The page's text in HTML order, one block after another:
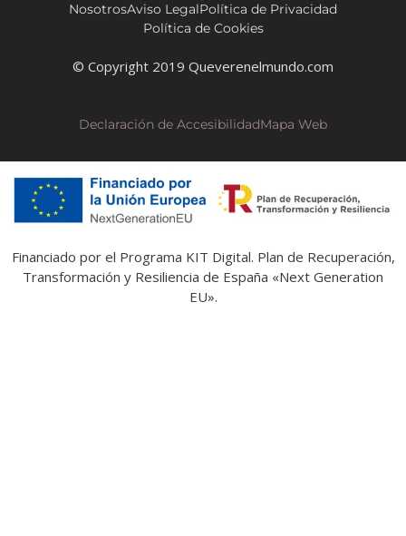
NosotrosAviso LegalPolítica de Privacidad
Política de Cookies
© Copyright 2019 Queverenelmundo.com
Declaración de AccesibilidadMapa Web
Financiado por el Programa KIT Digital. Plan de Recuperación,
Transformación y Resiliencia de España «Next Generation
EU».